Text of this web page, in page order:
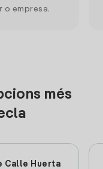
o empresa.
més
Calle Huerta